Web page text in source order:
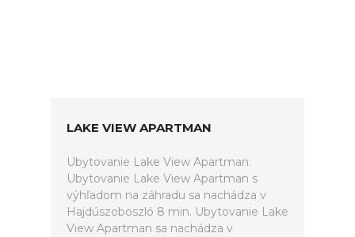
LAKE VIEW APARTMAN
Ubytovanie Lake View Apartman.
Ubytovanie Lake View Apartman s
výhľadom na záhradu sa nachádza v
Hajdúszoboszló 8 min. Ubytovanie Lake
View Apartman sa nachádza v